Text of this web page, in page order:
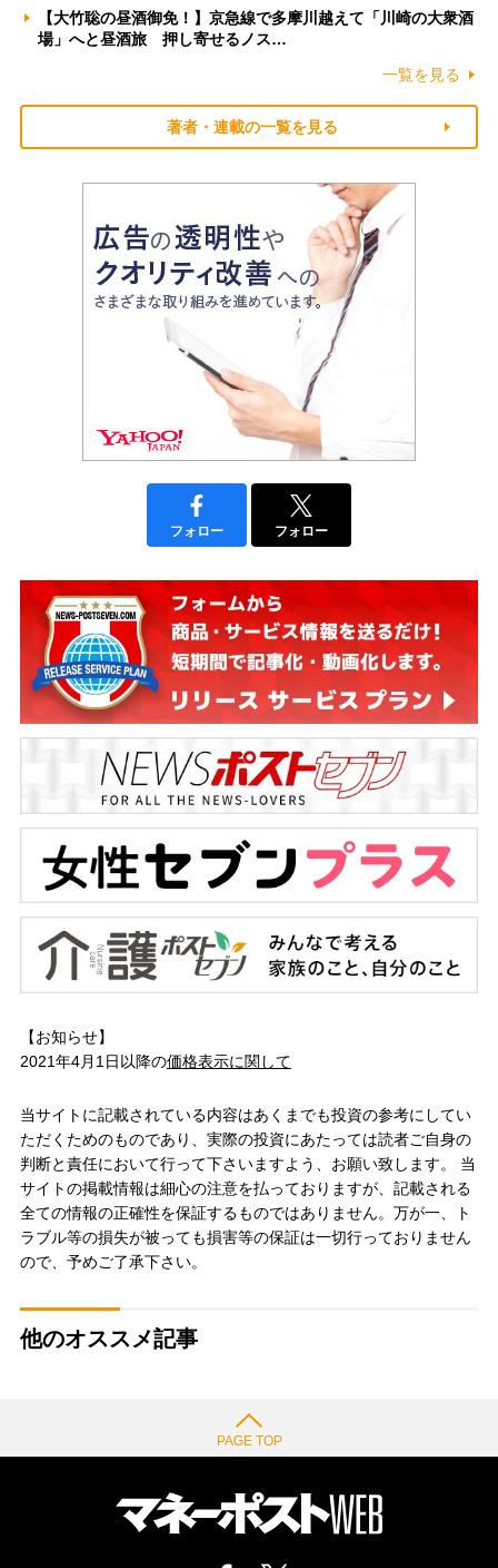
【大竹聡の昼酒御免！】京急線で多摩川越えて「川崎の大衆酒
場」へと昼酒旅 押し寄せるノス…
一覧を見る
著者・連載の一覧を見る
フォロー フォロー
【お知らせ】
2021年4月1日以降の価格表示に関して
当サイトに記載されている内容はあくまでも投資の参考にしてい
ただくためのものであり、実際の投資にあたっては読者ご自身の
判断と責任において行って下さいますよう、お願い致します。 当
サイトの掲載情報は細心の注意を払っておりますが、記載される
全ての情報の正確性を保証するものではありません。万が一、ト
ラブル等の損失が被っても損害等の保証は一切行っておりません
ので、予めご了承下さい。
他のオススメ記事
PAGE TOP